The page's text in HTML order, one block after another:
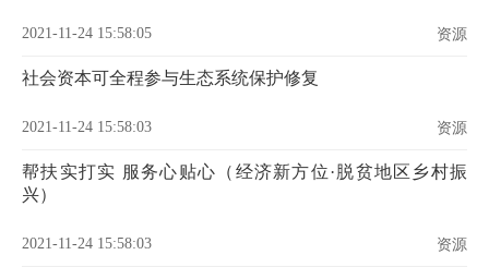
2021-11-24 15:58:05 资源
社会资本可全程参与生态系统保护修复
2021-11-24 15:58:03 资源
帮扶实打实 服务心贴心（经济新方位·脱贫地区乡村振
兴）
2021-11-24 15:58:03 资源